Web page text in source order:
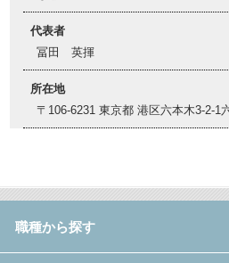
代表者
冨田 英揮
所在地
〒106-6231 東京都 港区六本木3-2-1
職種から探す